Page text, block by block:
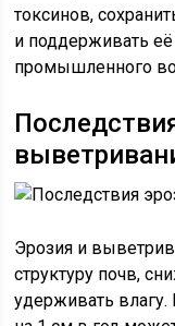
токсинов,
и поддерживать
промышленного
Эрозия и
структуру почв,
удерживать влагу.